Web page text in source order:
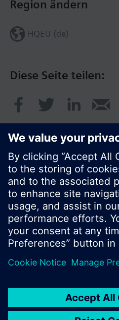
Diese Seite teilen:
Region ändern
HQEU (de)
© Siemens Schweiz AG
Produktangebot und Preise
variieren.
Nutzungsbedingungen